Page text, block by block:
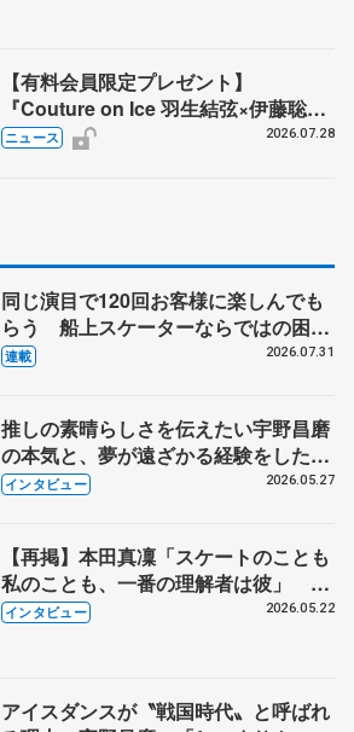
【有料会員限定プレゼント】
『Couture on Ice 羽生結弦×伊藤聡美
写真集』 出版記念展の招待券を5名様
ニュース 2026.07.28
同じ演目で120回お客様に楽しんでも
らう 船上スケーターならではの困難
とは 影響あったPIW前キャプテン松
連載 2026.07.31
推しの素晴らしさを伝えたい宇野昌磨
の本気と、夢が遠ざかる経験をした本
田真凜の覚悟
インタビュー 2026.05.27
【再掲】本田真凜「スケートのことも
私のことも、一番の理解者は彼」 引
退時の単独インタビューで語った競技
インタビュー 2026.05.22
アイスダンスが〝戦国時代〟と呼ばれ